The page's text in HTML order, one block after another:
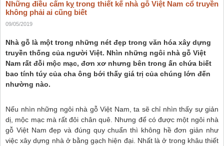
Những điều cấm kỵ trong thiết kế nhà gỗ Việt Nam cổ truyền
không phải ai cũng biết
09/05/2019
Nhà gỗ là một trong những nét đẹp trong văn hóa xây dựng
truyền thống của người Việt. Nhìn những ngôi nhà gỗ Việt
Nam rất đỗi mộc mạc, đơn xơ nhưng bên trong ấn chứa biết
bao tính túy của cha ông bới thấy giá trị của chúng lớn đến
nhường nào.
Nếu nhìn những ngôi nhà gỗ Việt Nam, ta sẽ chỉ nhìn thấy sự giản
dị, mộc mạc mà rất đôi chân quê. Nhưng để có được một ngôi nhà
gỗ Việt Nam đẹp và đúng quy chuẩn thì không hề đơn giản như
việc xây dựng nhà ở bằng gạch hiện đại. Nhất là ở trong khâu thiết